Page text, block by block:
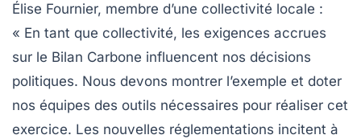
Élise Fournier, membre d’une collectivité locale :
« En tant que collectivité, les exigences accrues
sur le Bilan Carbone influencent nos décisions
politiques. Nous devons montrer l’exemple et doter
nos équipes des outils nécessaires pour réaliser cet
exercice. Les nouvelles réglementations incitent à